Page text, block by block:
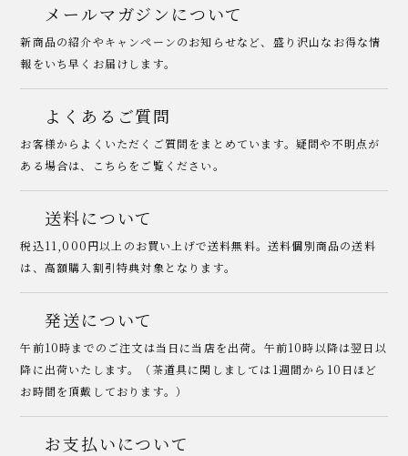
メールマガジンについて
新商品の紹介やキャンペーンのお知らせなど、盛り沢山なお得な情
報をいち早くお届けします。
よくあるご質問
お客様からよくいただくご質問をまとめています。疑問や不明点が
ある場合は、こちらをご覧ください。
送料について
税込11,000円以上のお買い上げで送料無料。送料個別商品の送料
は、高額購入割引特典対象となります。
発送について
午前10時までのご注文は当日に当店を出荷。午前10時以降は翌日以
降に出荷いたします。（茶道具に関しましては1週間から10日ほど
お時間を頂戴しております。）
お支払いについて